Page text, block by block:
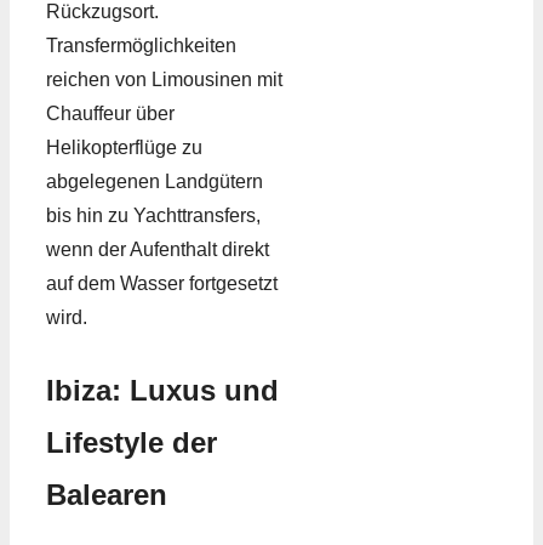
Rückzugsort.
Transfermöglichkeiten
reichen von Limousinen mit
Chauffeur über
Helikopterflüge zu
abgelegenen Landgütern
bis hin zu Yachttransfers,
wenn der Aufenthalt direkt
auf dem Wasser fortgesetzt
wird.
Ibiza: Luxus und
Lifestyle der
Balearen